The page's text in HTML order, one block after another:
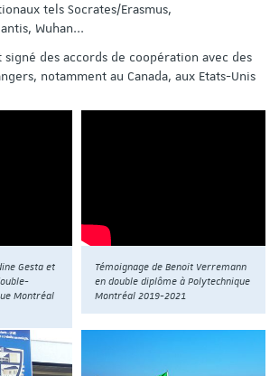
tels Socrates/Erasmus,
Wuhan...
signé des accords de coopération avec des
notamment au Canada, aux Etats-Unis
Gesta et
Montréal
Témoignage de Benoit Verremann
en double diplôme à Polytechnique
Montréal 2019-2021